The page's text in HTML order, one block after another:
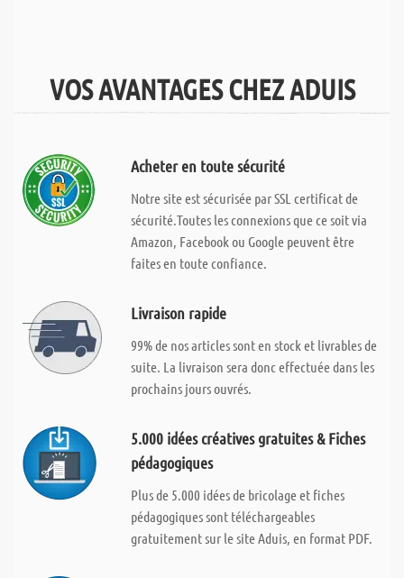
VOS AVANTAGES CHEZ ADUIS
Acheter en toute sécurité
Notre site est sécurisée par SSL certificat de
sécurité.Toutes les connexions que ce soit via
Amazon, Facebook ou Google peuvent être
faites en toute confiance.
Livraison rapide
99% de nos articles sont en stock et livrables de
suite. La livraison sera donc effectuée dans les
prochains jours ouvrés.
5.000 idées créatives gratuites & Fiches
pédagogiques
Plus de 5.000 idées de bricolage et fiches
pédagogiques sont téléchargeables
gratuitement sur le site Aduis, en format PDF.